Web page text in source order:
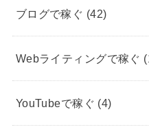
ブログで稼ぐ (42)
Webライティングで稼ぐ
YouTubeで稼ぐ (4)